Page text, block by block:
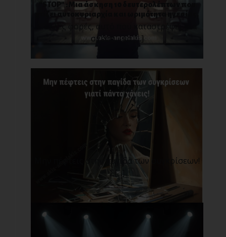
“STOP” : Μια άσκηση 10 δευτερολέπτων που
χτίζει αυτοκυριαρχία και ωριμότητα ηγεσίας.
Πολλές φορές, αυτό που καταστρέφει μια
σχέση, μια [...]
Μην πέφτεις στην παγίδα των συγκρίσεων!
Σ[...]